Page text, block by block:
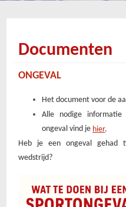
Documenten
ONGEVAL
Het document voor de
Alle nodige
ongeval vind je hier.
Heb je een ongeval gehad
wedstrijd?